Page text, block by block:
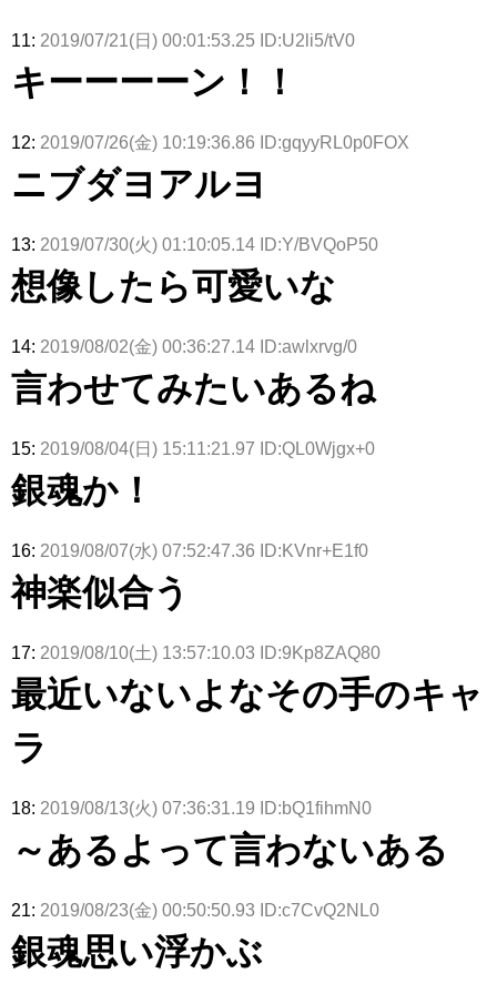
11: 2019/07/21(日) 00:01:53.25 ID:U2li5/tV0
キーーーーン！！
12: 2019/07/26(金) 10:19:36.86 ID:gqyyRL0p0FOX
ニブダヨアルヨ
13: 2019/07/30(火) 01:10:05.14 ID:Y/BVQoP50
想像したら可愛いな
14: 2019/08/02(金) 00:36:27.14 ID:awlxrvg/0
言わせてみたいあるね
15: 2019/08/04(日) 15:11:21.97 ID:QL0Wjgx+0
銀魂か！
16: 2019/08/07(水) 07:52:47.36 ID:KVnr+E1f0
神楽似合う
17: 2019/08/10(土) 13:57:10.03 ID:9Kp8ZAQ80
最近いないよなその手のキャ
ラ
18: 2019/08/13(火) 07:36:31.19 ID:bQ1fihmN0
～あるよって言わないある
21: 2019/08/23(金) 00:50:50.93 ID:c7CvQ2NL0
銀魂思い浮かぶ